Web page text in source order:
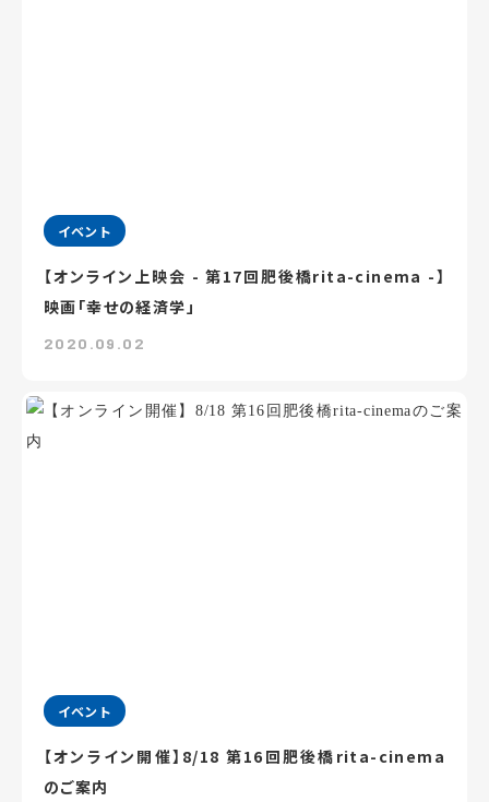
イベント
【オンライン上映会 - 第17回肥後橋rita-cinema -】
映画「幸せの経済学」
2020.09.02
イベント
【オンライン開催】8/18 第16回肥後橋rita-cinema
のご案内